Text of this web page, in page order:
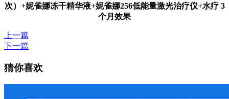
次）+妮雀娜冻干精华液+妮雀娜256低能量激光治疗仪+水疗 3
个月效果
上一篇
下一篇
猜你喜欢